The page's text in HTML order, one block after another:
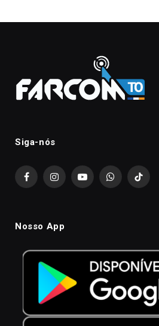
Siga-nós
FacebookInstagramYouTubeWhatsAppTikTok
Nosso App